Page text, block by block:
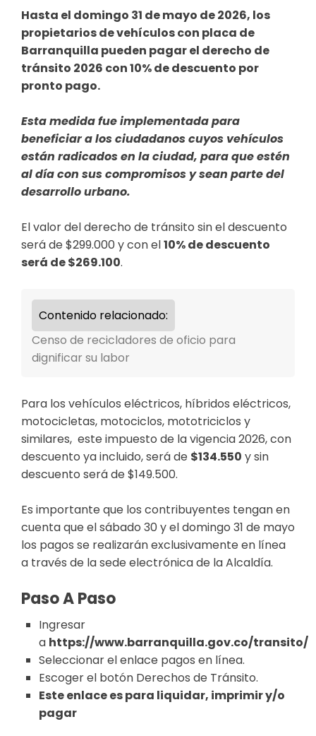
Hasta el domingo 31 de mayo de 2026, los
propietarios de vehículos con placa de
Barranquilla pueden pagar el derecho de
tránsito 2026 con 10% de descuento por
pronto pago.
Esta medida fue implementada para
beneficiar a los ciudadanos cuyos vehículos
están radicados en la ciudad, para que estén
al día con sus compromisos y sean parte del
desarrollo urbano.
El valor del derecho de tránsito sin el descuento
será de $299.000 y con el10% de descuento
será de $269.100.
Contenido relacionado:
Censo de recicladores de oficio para
dignificar su labor
Para los vehículos eléctricos, híbridos eléctricos,
motocicletas, motociclos, mototriciclos y
similares, este impuesto de la vigencia 2026, con
descuento ya incluido, será de $134.550 y sin
descuento será de $149.500.
Es importante que los contribuyentes tengan en
cuenta que el sábado 30 y el domingo 31 de mayo
los pagos se realizarán exclusivamente en línea
a través de la sede electrónica de la Alcaldía.
Paso A Paso
Ingresar
a https://www.barranquilla.gov.co/transito/
Seleccionar el enlace pagos en línea.
Escoger el botón Derechos de Tránsito.
Este enlace es para liquidar, imprimir y/o
pagar